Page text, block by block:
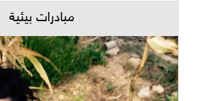
مبادرات بيئية